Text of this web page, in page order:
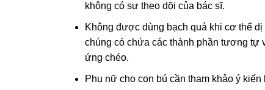
không có sự theo dõi của bác sĩ.
Không được dùng bạch quả khi cơ thể
chúng có chứa các thành phần tương tự
ứng chéo.
Phụ nữ cho con bú cần tham khảo ý